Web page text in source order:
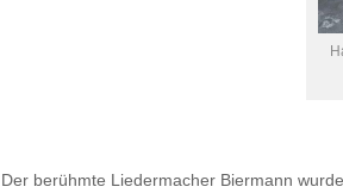
Der berühmte Liedermacher Biermann